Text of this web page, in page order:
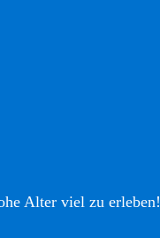
Alter viel zu erleben!